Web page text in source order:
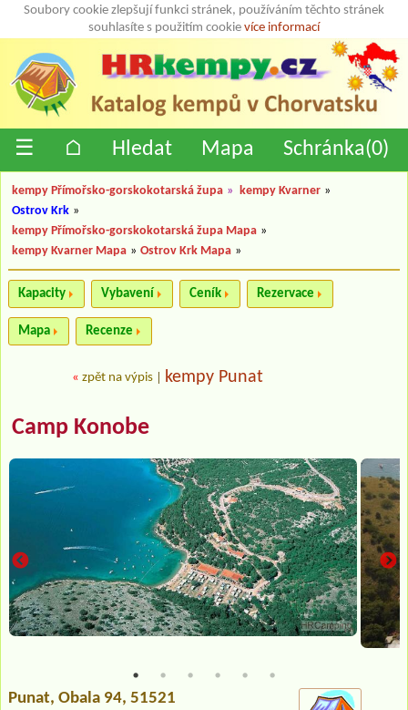
Soubory cookie zlepšují funkci stránek, používáním těchto stránek
souhlasíte s použitím cookie více informací
☰ ⌂ Hledat Mapa Schránka(0)
kempy Přímořsko-gorskokotarská župa » kempy Kvarner »
Ostrov Krk »
kempy Přímořsko-gorskokotarská župa Mapa »
kempy Kvarner Mapa » Ostrov Krk Mapa »
Kapacity Vybavení Ceník Rezervace
Mapa Recenze
« zpět na výpis kempy Punat
Camp Konobe
Punat, Obala 94, 51521